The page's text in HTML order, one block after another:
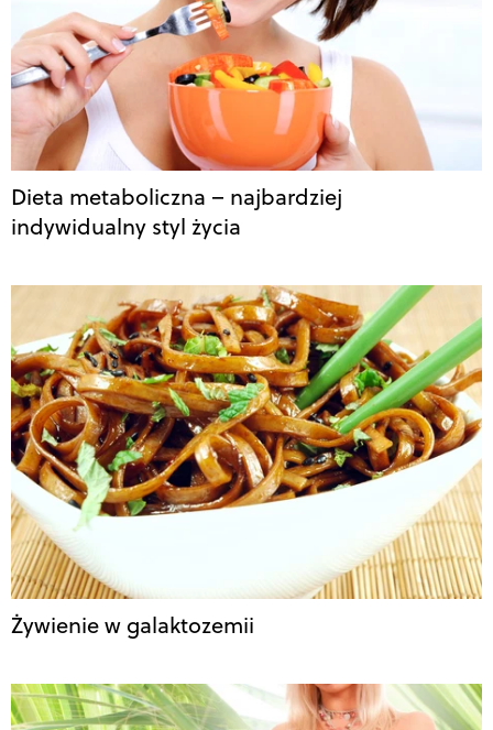
Dieta metaboliczna – najbardziej
indywidualny styl życia
Żywienie w galaktozemii